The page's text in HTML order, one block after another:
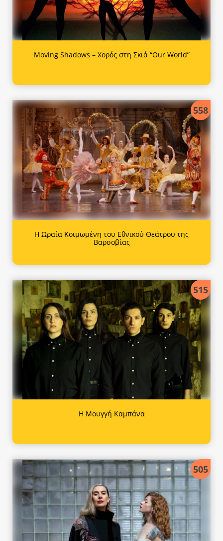
Moving Shadows – Χορός στη Σκιά “Our World”
558
Η Ωραία Κοιμωμένη του Εθνικού Θεάτρου της
Βαρσοβίας
515
Η Μουγγή Καμπάνα
505